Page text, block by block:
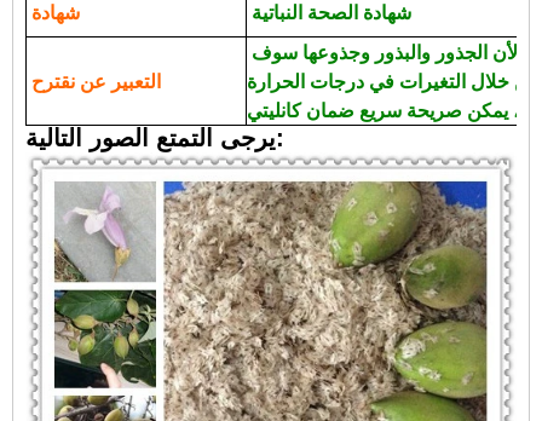
شهادة
شهادة الصحة النباتية
التعبير عن نقترح
خلال التغيرات في درجات الحرارة
يرجى التمتع الصور التالية: